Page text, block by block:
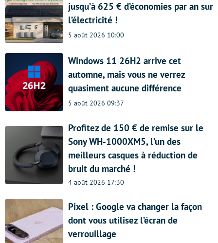
jusqu’à 625 € d’économies par an sur
l’électricité !
5 août 2026 10:00
Windows 11 26H2 arrive cet
automne, mais vous ne verrez
quasiment aucune différence
5 août 2026 09:37
Profitez de 150 € de remise sur le
Sony WH-1000XM5, l’un des
meilleurs casques à réduction de
bruit du marché !
4 août 2026 17:30
Pixel : Google va changer la façon
dont vous utilisez l’écran de
verrouillage